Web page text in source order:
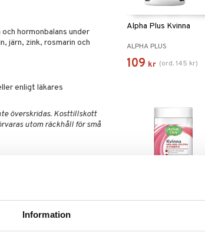
Information
hormonbalans under
järn, zink, rosmarin och
enligt läkares
överskridas. Kosttillskott
utom räckhåll för små
5-fosfat),
5-fosfat), B1-vitamin
selenometionin, grönt
Alpha Plus Kvinna
ALPHA PLUS
109 kr (ord.145 kr)
Active Care Kvinna